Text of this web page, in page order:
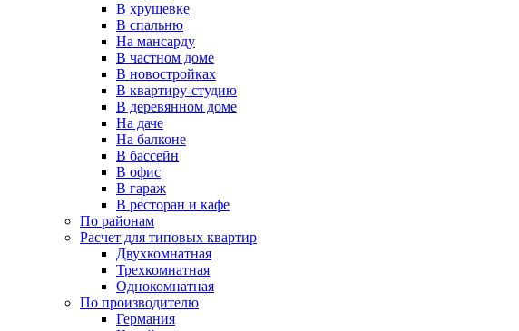
В хрущевке
В спальню
На мансарду
В частном доме
В новостройках
В квартиру-студию
В деревянном доме
На даче
На балконе
В бассейн
В офис
В гараж
В ресторан и кафе
По районам
Расчет для типовых квартир
Двухкомнатная
Трехкомнатная
Однокомнатная
По производителю
Германия